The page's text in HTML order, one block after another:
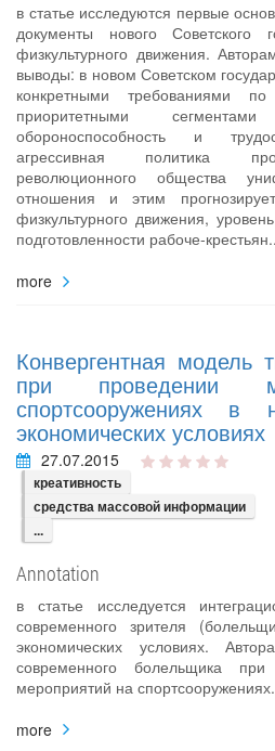
в статье исследуются первые
документы нового Советского
физкультурного движения.
выводы: в новом Советском
конкретными требованиями по
приоритетными
обороноспособность и
агрессивная политика
революционного общества
отношения и этим
физкультурного движения,
подготовленности рабоче-
more
Конвергентная модель
при проведении
спортсооружениях в
экономических условиях
27.07.2015
креативность
средства массовой информации
...
Annotation
в статье исследуется
современного зрителя
экономических условиях.
современного болельщика при
мероприятий на спортсооружениях.
more